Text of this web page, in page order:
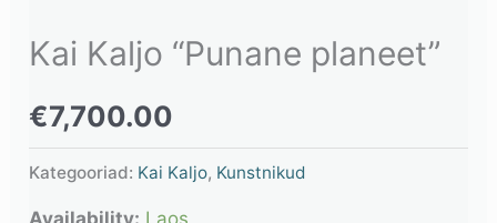
Kai Kaljo “Punane planeet”
€7,700.00
Kategooriad: Kai Kaljo, Kunstnikud
Availability: Laos